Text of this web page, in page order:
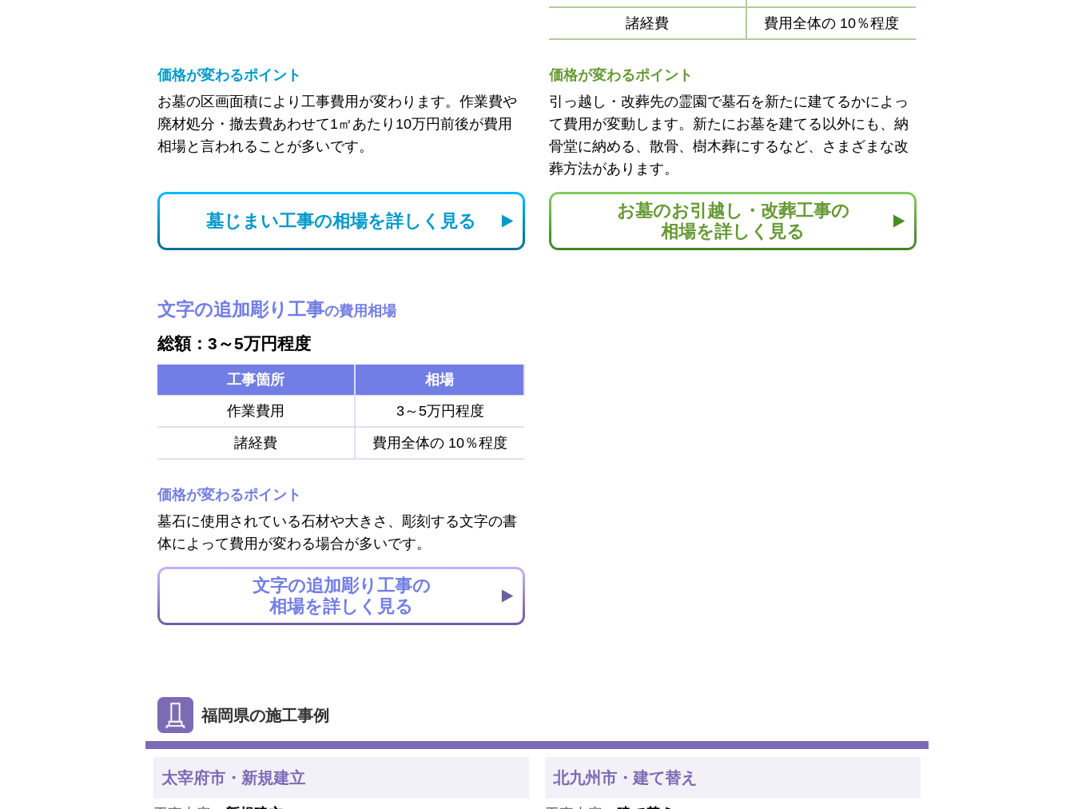
価格が変わるポイント
お墓の区画面積により工事費用が変わります。作業費や
廃材処分・撤去費あわせて1㎡あたり10万円前後が費用
相場と言われることが多いです。
墓じまい工事の相場を詳しく見る
諸経費 費用全体の 10％程度
価格が変わるポイント
引っ越し・改葬先の霊園で墓石を新たに建てるかによっ
て費用が変動します。新たにお墓を建てる以外にも、納
骨堂に納める、散骨、樹木葬にするなど、さまざまな改
葬方法があります。
お墓のお引越し・改葬工事の
相場を詳しく見る
文字の追加彫り工事の費用相場
総額：3～5万円程度
工事箇所
相場
作業費用
3～5万円程度
諸経費
費用全体の 10％程度
価格が変わるポイント
墓石に使用されている石材や大きさ、彫刻する文字の書
体によって費用が変わる場合が多いです。
文字の追加彫り工事の
相場を詳しく見る
福岡県の施工事例
太宰府市・新規建立 北九州市・建て替え